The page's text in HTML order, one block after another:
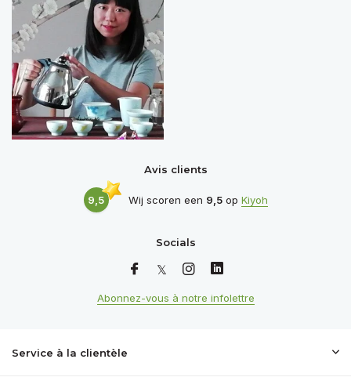
Avis clients
9,5 Wij scoren een 9,5op Kiyoh
Socials
Abonnez-vous à notre infolettre
Service à la clientèle